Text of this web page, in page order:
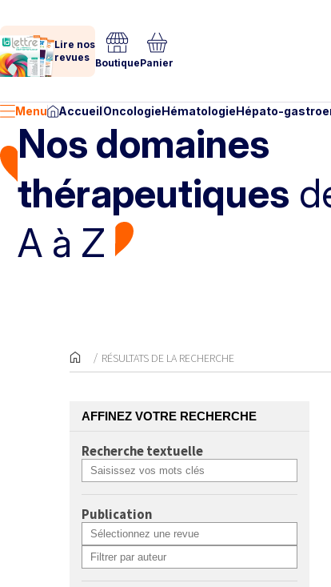
Lire nos
revues BoutiquePanier
Menu AccueilOncologieHématologieHépato-
Nos domaines
thérapeutiques
A à Z
RÉSULTATS DE LA RECHERCHE
AFFINEZ VOTRE RECHERCHE
Recherche textuelle
Publication